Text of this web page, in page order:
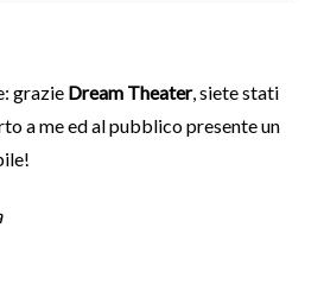
grazie Dream Theater, siete stati
a me ed al pubblico presente un